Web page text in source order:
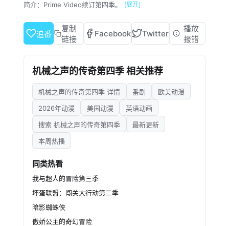
简介： Prime Video续订第四季。 [展开]
追番
复制
链接
Facebook Twitter
播放
报错
机械之声的传奇第四季 相关推荐
机械之声的传奇第四季 详情 番剧
欧美动漫
2026年动漫
美国动漫
英语动画
搜索 机械之声的传奇第四季
最新更新
本周热播
同类热看
我与超人的冒险第三季
坏蛋联盟：闯关大行动第二季
暗影蜘蛛侠
傲娇公主的奇幻冒险